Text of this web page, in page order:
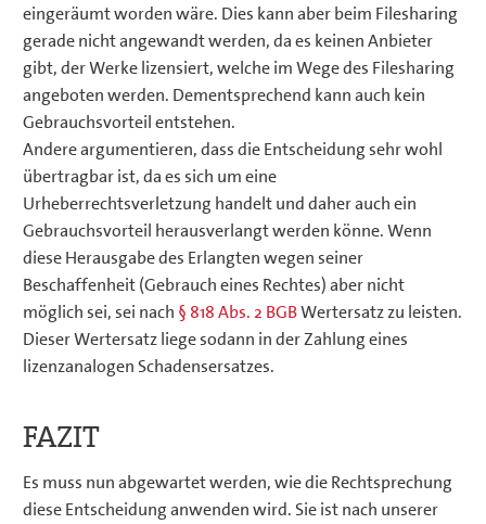
eingeräumt worden wäre. Dies kann aber beim Filesharing
gerade nicht angewandt werden, da es keinen Anbieter
gibt, der Werke lizensiert, welche im Wege des Filesharing
angeboten werden. Dementsprechend kann auch kein
Gebrauchsvorteil entstehen.
Andere argumentieren, dass die Entscheidung sehr wohl
übertragbar ist, da es sich um eine
Urheberrechtsverletzung handelt und daher auch ein
Gebrauchsvorteil herausverlangt werden könne. Wenn
diese Herausgabe des Erlangten wegen seiner
Beschaffenheit (Gebrauch eines Rechtes) aber nicht
möglich sei, sei nach § 818 Abs. 2 BGBWertersatz zu leisten.
Dieser Wertersatz liege sodann in der Zahlung eines
lizenzanalogen Schadensersatzes.
FAZIT
Es muss nun abgewartet werden, wie die Rechtsprechung
diese Entscheidung anwenden wird. Sie ist nach unserer